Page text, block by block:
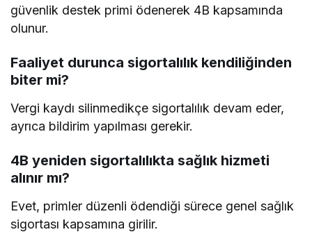
güvenlik destek primi ödenerek 4B kapsamında
olunur.
Faaliyet durunca sigortalılık kendiliğinden
biter mi?
Vergi kaydı silinmedikçe sigortalılık devam eder,
ayrıca bildirim yapılması gerekir.
4B yeniden sigortalılıkta sağlık hizmeti
alınır mı?
Evet, primler düzenli ödendiği sürece genel sağlık
sigortası kapsamına girilir.